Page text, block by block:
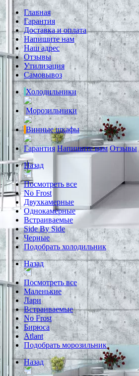
Главная
Гарантия
Доставка и оплата
Напишите нам
Наш адрес
Отзывы
Утилизация
Самовывоз
Холодильники
Морозильники
Винные шкафы
Гарантия Напишите нам Отзывы
Назад
Посмотреть все
No Frost
Двухкамерные
Однокамерные
Встраиваемые
Side By Side
Черные
Подобрать холодильник
Назад
Посмотреть все
Маленькие
Лари
Встраиваемые
No Frost
Бирюса
Atlant
Подобрать морозильник
Назад